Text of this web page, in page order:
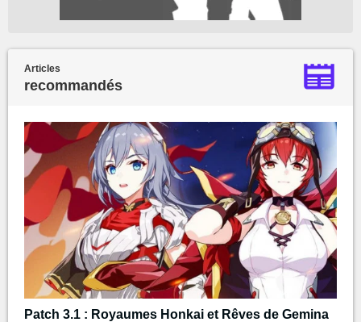
Articles
recommandés
Patch 3.1 : Royaumes Honkai et Rêves de Gemina